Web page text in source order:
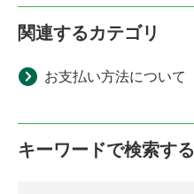
関連するカテゴリ
お支払い方法について
キーワードで検索する